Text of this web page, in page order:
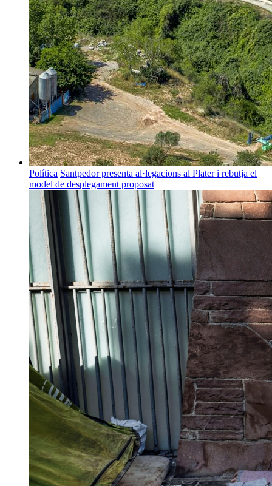
Política Santpedor presenta al·legacions al Plater i rebutja el
model de desplegament proposat